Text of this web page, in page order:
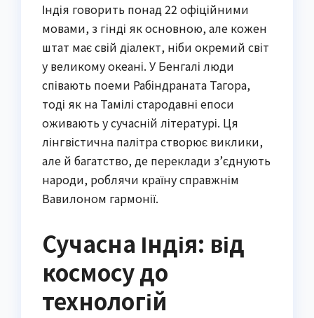
Індія говорить понад 22 офіційними
мовами, з гінді як основною, але кожен
штат має свій діалект, ніби окремий світ
у великому океані. У Бенгалі люди
співають поеми Рабіндраната Тагора,
тоді як на Тамілі стародавні епоси
оживають у сучасній літературі. Ця
лінгвістична палітра створює виклики,
але й багатство, де переклади з’єднують
народи, роблячи країну справжнім
Вавилоном гармонії.
Сучасна Індія: від
космосу до
технологій